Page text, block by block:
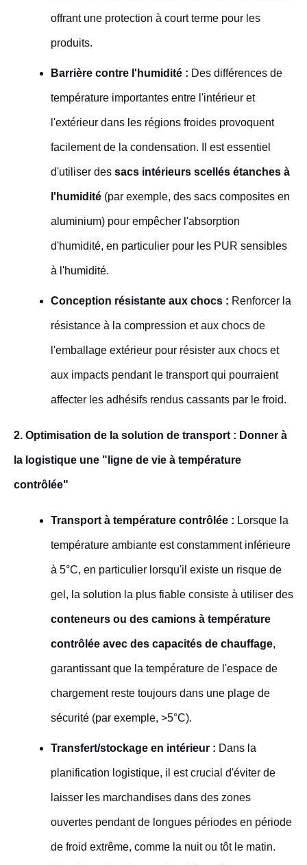
offrant une protection à court terme pour les
produits.
Barrière contre l'humidité : Des différences de
température importantes entre l'intérieur et
l'extérieur dans les régions froides provoquent
facilement de la condensation. Il est essentiel
d'utiliser des sacs intérieurs scellés étanches à
l'humidité (par exemple, des sacs composites en
aluminium) pour empêcher l'absorption
d'humidité, en particulier pour les PUR sensibles
à l'humidité.
Conception résistante aux chocs : Renforcer la
résistance à la compression et aux chocs de
l'emballage extérieur pour résister aux chocs et
aux impacts pendant le transport qui pourraient
affecter les adhésifs rendus cassants par le froid.
2. Optimisation de la solution de transport : Donner à
la logistique une "ligne de vie à température
contrôlée"
Transport à température contrôlée : Lorsque la
température ambiante est constamment inférieure
à 5°C, en particulier lorsqu'il existe un risque de
gel, la solution la plus fiable consiste à utiliser des
conteneurs ou des camions à température
contrôlée avec des capacités de chauffage,
garantissant que la température de l'espace de
chargement reste toujours dans une plage de
sécurité (par exemple, >5°C).
Transfert/stockage en intérieur : Dans la
planification logistique, il est crucial d'éviter de
laisser les marchandises dans des zones
ouvertes pendant de longues périodes en période
de froid extrême, comme la nuit ou tôt le matin.